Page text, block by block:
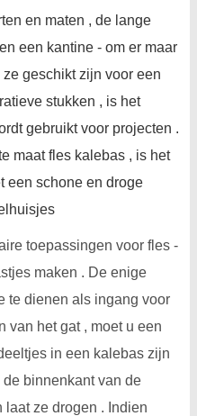
en maten , de lange
een kantine - om er maar
geschikt zijn voor een
stukken , is het
gebruikt voor projecten .
maat fles kalebas , is het
een schone en droge
toepassingen voor fles -
maken . De enige
te dienen als ingang voor
van het gat , moet u een
in een kalebas zijn
binnenkant van de
laat ze drogen . Indien